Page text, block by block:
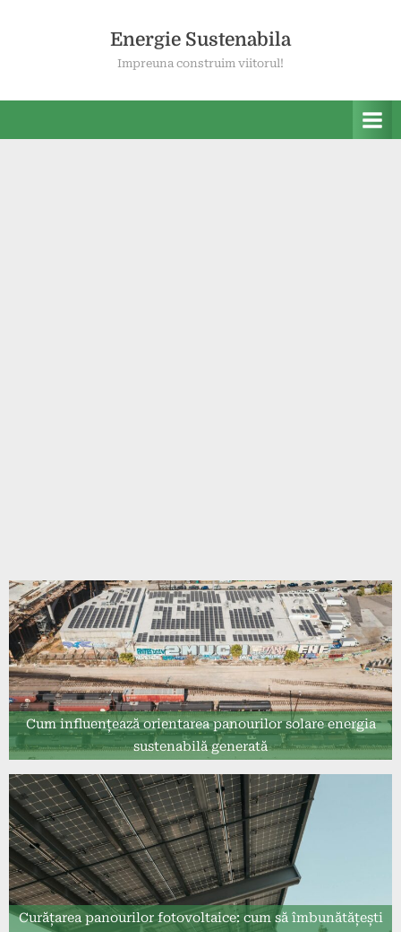
Energie Sustenabila
Impreuna construim viitorul!
Cum influențează orientarea panourilor solare energia
sustenabilă generată
Curățarea panourilor fotovoltaice: cum să îmbunătățești